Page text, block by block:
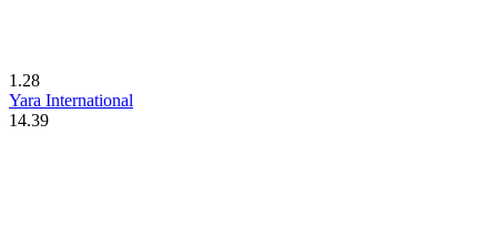
1.28
Yara International
14.39